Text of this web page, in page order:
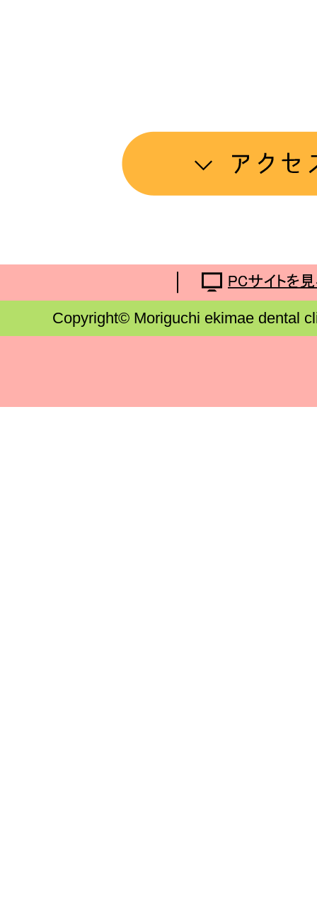
Copyright© Moriguchi ekimae dental